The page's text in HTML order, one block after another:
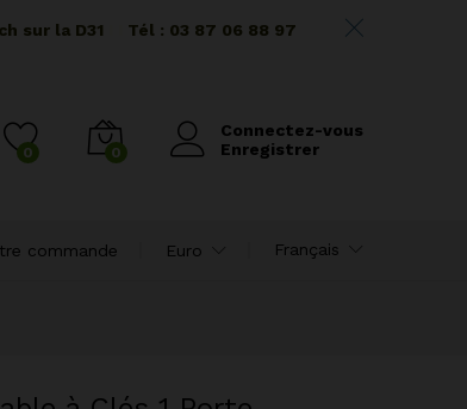
sur la D31 Tél : 03 87 06 88 97
0 0
Connectez-vous
Enregistrer
commande Euro Français